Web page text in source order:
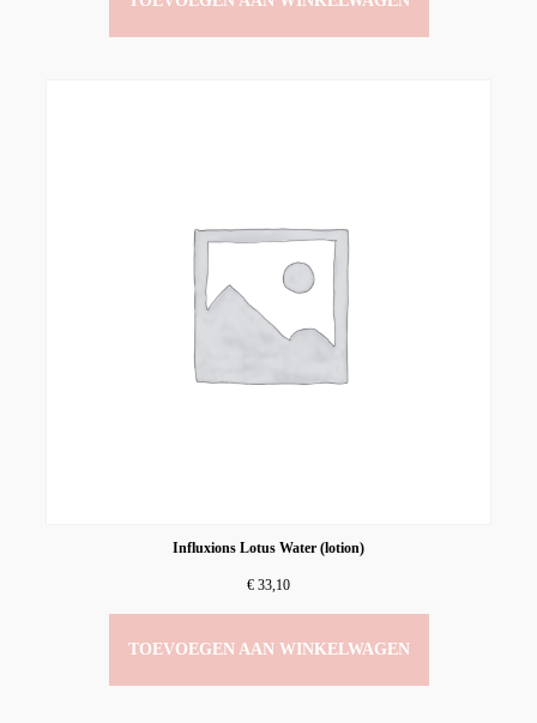
Influxions Lotus Water (lotion)
€ 33,10
TOEVOEGEN AAN WINKELWAGEN